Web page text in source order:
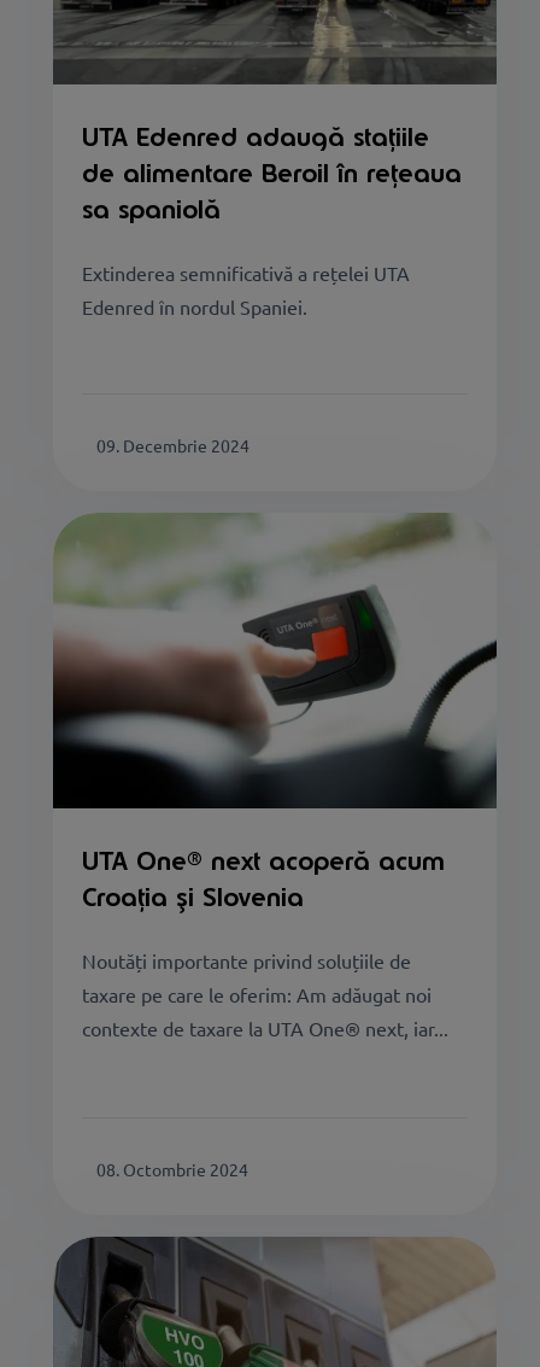
UTA Edenred adaugă stațiile
de alimentare Beroil în rețeaua
sa spaniolă
Extinderea semnificativă a rețelei UTA
Edenred în nordul Spaniei.
09. Decembrie 2024
UTA One® next acoperă acum
Croația și Slovenia
Noutăți importante privind soluțiile de
taxare pe care le oferim: Am adăugat noi
contexte de taxare la UTA One® next, iar...
08. Octombrie 2024